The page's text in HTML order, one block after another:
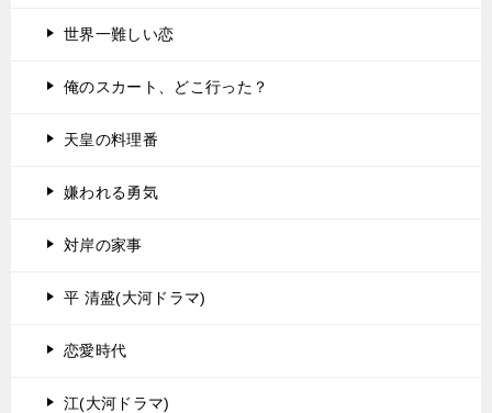
世界一難しい恋
俺のスカート、どこ行った？
天皇の料理番
嫌われる勇気
対岸の家事
平 清盛(大河ドラマ)
恋愛時代
江(大河ドラマ)